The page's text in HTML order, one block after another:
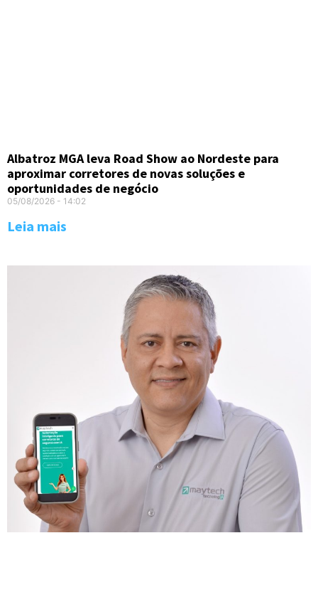
Albatroz MGA leva Road Show ao Nordeste para
aproximar corretores de novas soluções e
oportunidades de negócio
05/08/2026 14:02
Leia mais